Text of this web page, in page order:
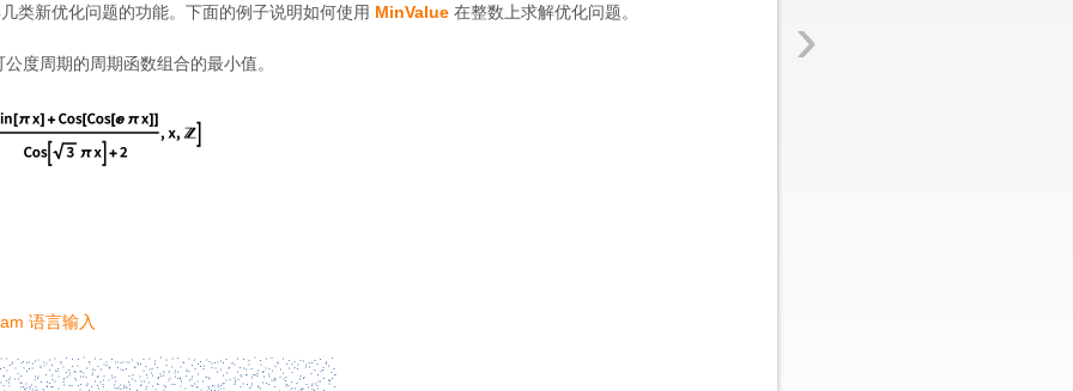
›
类新优化问题的功能。下面的例子说明如何使用 MinValue 在整数上求解优化问题。
度周期的周期函数组合的最小值。
语言输入